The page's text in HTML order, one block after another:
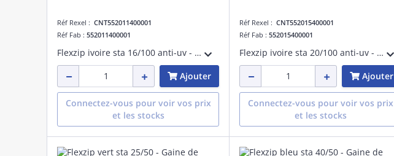
Réf Rexel : CNT552011400001
Réf Fab : 552011400001
Flexzip ivoire sta 16/100 anti-uv - Gaine de protection fendue résistante aux UV - Pose en montage apparent à l'extérieur des bâtiments - Non propagateur de la flamme - Fabriqué en France
Ajouter
Connectez-vous pour voir vos prix
et les stocks
Réf Rexel : CNT552015400001
Réf Fab : 552015400001
Flexzip ivoire sta 20/100 anti-uv - Gaine de protection fendue résistante aux UV - Pose en montage apparent à l'extérieur des bâtiments - Non propagateur de la flamme - Fabriqué en France
Ajouter
Connectez-vous pour voir vos prix
et les stocks